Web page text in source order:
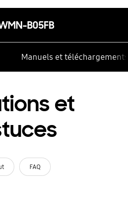
B05FB
Manuels et téléchargements
et
FAQ